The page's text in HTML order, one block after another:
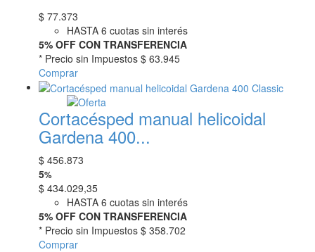
$ 77.373
HASTA 6 cuotas sin interés
5% OFF CON TRANSFERENCIA
* Precio sin Impuestos $ 63.945
Comprar
Cortacésped manual helicoidal
Gardena 400...
$ 456.873
5%
$ 434.029,35
HASTA 6 cuotas sin interés
5% OFF CON TRANSFERENCIA
* Precio sin Impuestos $ 358.702
Comprar